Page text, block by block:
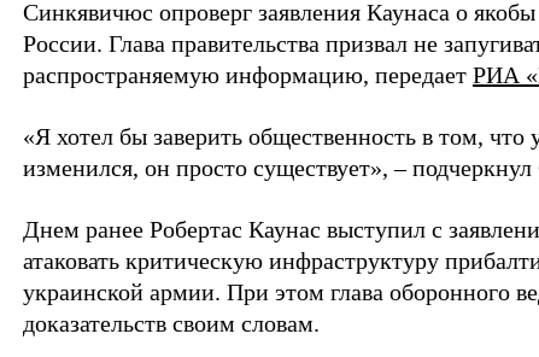
Синкявичюс опроверг заявления Каунаса о
России. Глава правительства призвал не
распространяемую информацию, передает РИА
«Я хотел бы заверить общественность в том, что
изменился, он просто существует», –
Днем ранее Робертас Каунас выступил с
атаковать критическую инфраструктуру
украинской армии. При этом глава оборонного
доказательств своим словам.